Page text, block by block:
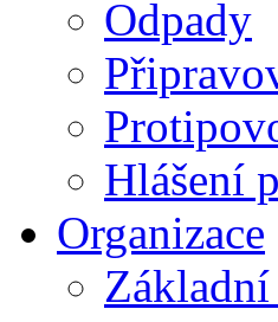
Odpady
Hlášení
Organizace
Základní